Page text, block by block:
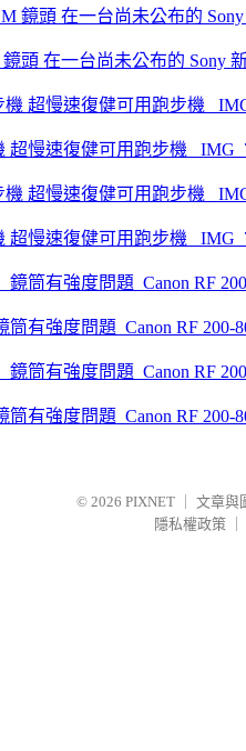
頭 在一台尚未公布的 Sony
慢速復健可用跑步機
慢速復健可用跑步機
有強度問題_Canon RF 200-
有強度問題_Canon RF 200-
© 2026 PIXNET
文章與
隱私權政策